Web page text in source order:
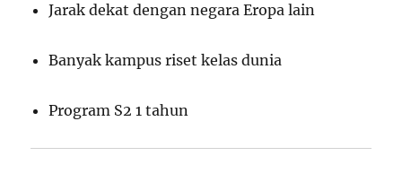
Jarak dekat dengan negara Eropa lain
Banyak kampus riset kelas dunia
Program S2 1 tahun